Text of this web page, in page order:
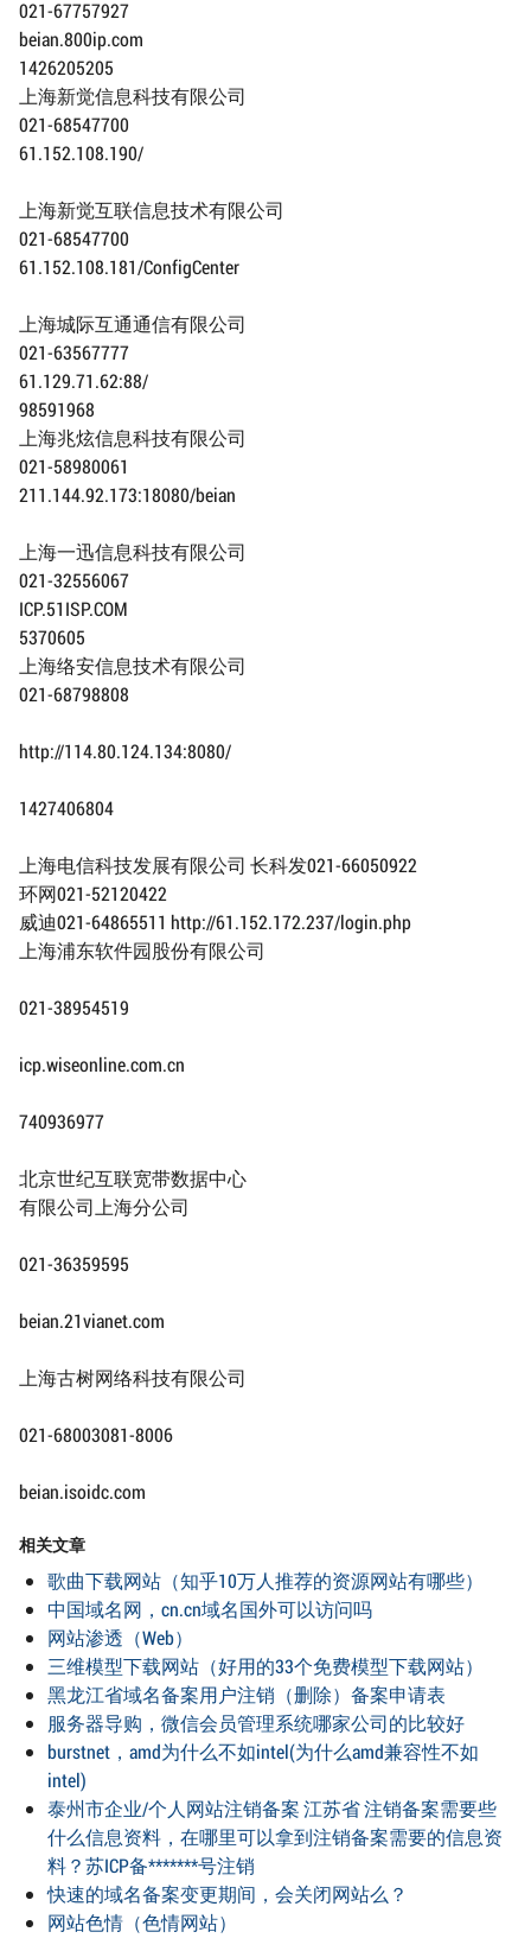
021-67757927
beian.800ip.com
1426205205
上海新觉信息科技有限公司
021-68547700
61.152.108.190/
上海新觉互联信息技术有限公司
021-68547700
61.152.108.181/ConfigCenter
上海城际互通通信有限公司
021-63567777
61.129.71.62:88/
98591968
上海兆炫信息科技有限公司
021-58980061
211.144.92.173:18080/beian
上海一迅信息科技有限公司
021-32556067
ICP.51ISP.COM
5370605
上海络安信息技术有限公司
021-68798808
http://114.80.124.134:8080/
1427406804
上海电信科技发展有限公司 长科发021-66050922
环网021-52120422
威迪021-64865511 http://61.152.172.237/login.php
上海浦东软件园股份有限公司
021-38954519
icp.wiseonline.com.cn
740936977
北京世纪互联宽带数据中心
有限公司上海分公司
021-36359595
beian.21vianet.com
上海古树网络科技有限公司
021-68003081-8006
beian.isoidc.com
相关文章
歌曲下载网站（知乎10万人推荐的资源网站有哪些）
中国域名网，cn.cn域名国外可以访问吗
网站渗透（Web）
三维模型下载网站（好用的33个免费模型下载网站）
黑龙江省域名备案用户注销（删除）备案申请表
服务器导购，微信会员管理系统哪家公司的比较好
burstnet，amd为什么不如intel(为什么amd兼容性不如
intel)
泰州市企业/个人网站注销备案 江苏省 注销备案需要些
什么信息资料，在哪里可以拿到注销备案需要的信息资
料？苏ICP备*******号注销
快速的域名备案变更期间，会关闭网站么？
网站色情（色情网站）